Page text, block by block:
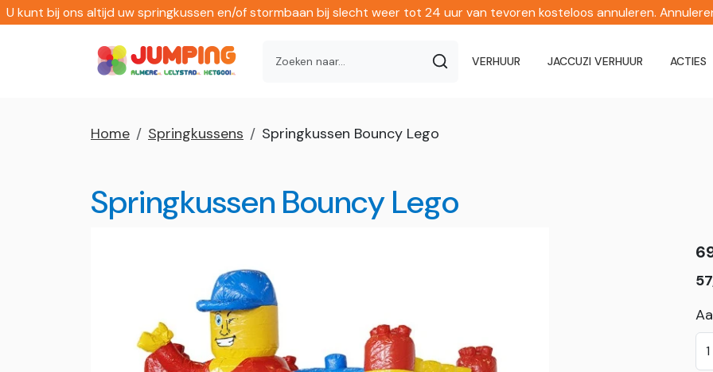
U kunt bij ons altijd uw springkussen en/of stormbaan bij slecht weer tot 24 uur van tevoren kosteloos annuleren.
VERHUUR JACCUZI VERHUUR ACTIES
Home Springkussens Springkussen Bouncy Lego
Springkussen Bouncy Lego